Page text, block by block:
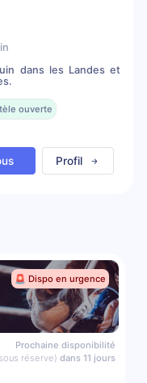
dans les Landes et
ouverte
Profil
🚨 Dispo en urgence
Prochaine disponibilité
réserve) dans 11 jours